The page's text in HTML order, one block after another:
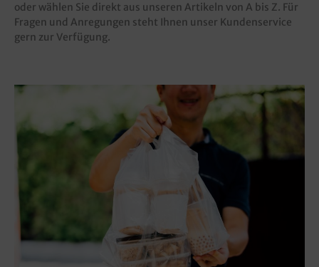
oder wählen Sie direkt aus unseren Artikeln von A bis Z. Für
Fragen und Anregungen steht Ihnen unser Kundenservice
gern zur Verfügung.